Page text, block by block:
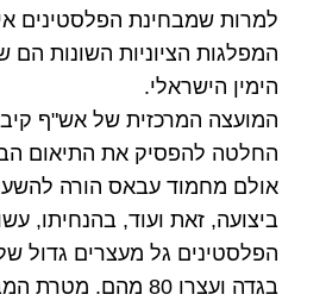
למרות שמבחינת הפלסטינים
המפלגות הציוניות השונות הם
הימין הישראלי.
המועצה המרכזית של אש"ף
החלטה להפסיק את התיאום
אולם מחמוד עבאס הורה
ביצועה, זאת ועוד, בהנחיתו,
הפלסטינים גל מעצרים גדול
בגדה ועצרו 80 מהם.
מטרת